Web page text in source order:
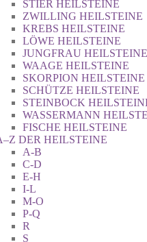
STIER HEILSTEINE
ZWILLING HEILSTEINE
KREBS HEILSTEINE
LÖWE HEILSTEINE
JUNGFRAU HEILSTEINE
WAAGE HEILSTEINE
SKORPION HEILSTEINE
SCHÜTZE HEILSTEINE
STEINBOCK
WASSERMANN
FISCHE HEILSTEINE
DER HEILSTEINE
A-B
C-D
E-H
I-L
M-O
P-Q
R
S